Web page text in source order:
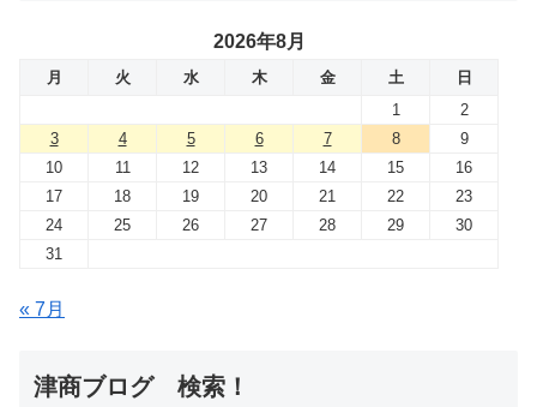
2026年8月
月 火 水 木 金 土
日
1
2
3
4 5 6 7 8
9
10
11 12 13 14 15
16
17
18 19 20 21 22
23
24
25 26 27 28 29
30
31
« 7月
津商ブログ 検索！